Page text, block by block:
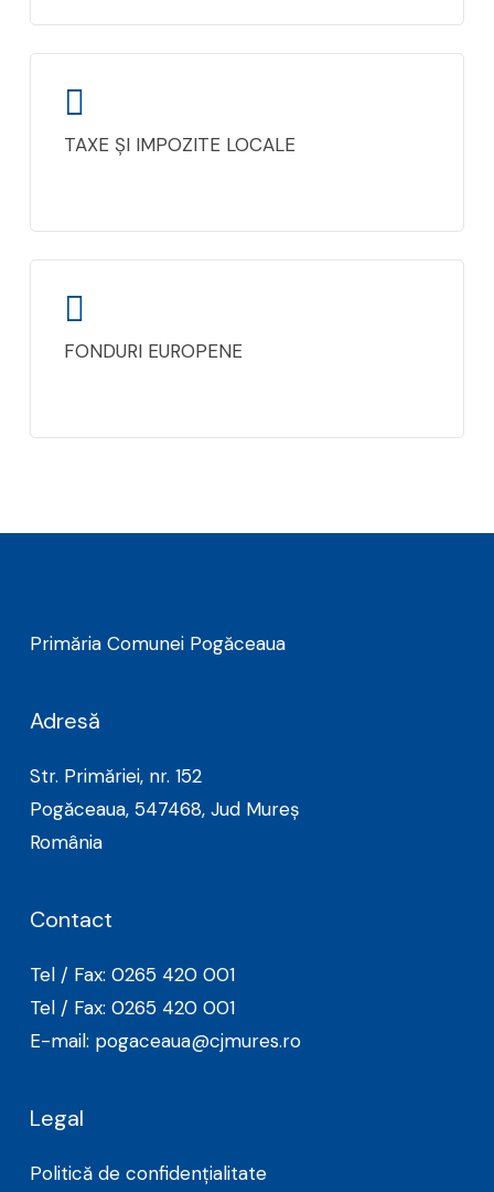
TAXE ȘI IMPOZITE LOCALE
FONDURI EUROPENE
Primăria Comunei Pogăceaua
Adresă
Str. Primăriei, nr. 152
Pogăceaua, 547468, Jud Mureș
România
Contact
Tel / Fax: 0265 420 001
Tel / Fax: 0265 420 001
E-mail: pogaceaua@cjmures.ro
Legal
Politică de confidențialitate